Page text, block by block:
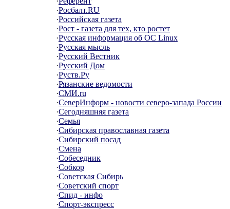
·Росбалт.RU
·Российская газета
·Рост - газета для тех, кто ростет
·Русская информация об ОС Linux
·Русская мысль
·Русский Вестник
·Русский Дом
·Руств.Ру
·Рязанские ведомости
·СМИ.ru
·СеверИнформ - новости северо-запада России
·Сегодняшняя газета
·Семья
·Сибирская православная газета
·Сибирский посад
·Смена
·Собеседник
·Собкор
·Советская Сибирь
·Советский спорт
·Спид - инфо
·Спорт-экспресс